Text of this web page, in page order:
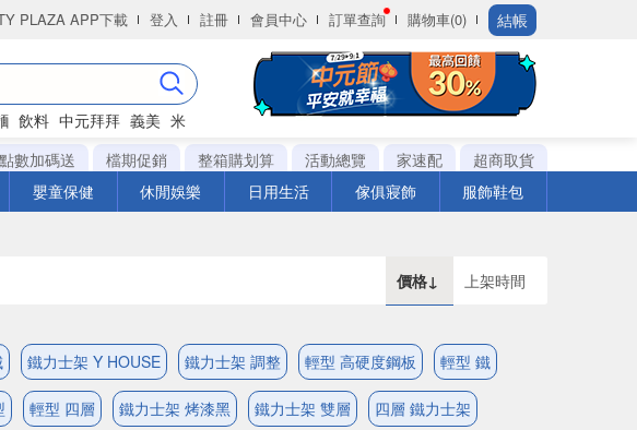
PLAZA APP下載 登入 註冊 會員中心 訂單查詢 購物車(0) 結帳
飲料 中元拜拜 義美 米
點數加碼送 檔期促銷 整箱購划算 活動總覽 家速配
超商取貨
嬰童保健 休閒娛樂 日用生活 傢俱寢飾 服飾鞋包
價格↓ 上架時間
鐵力士架 Y HOUSE 鐵力士架 調整 輕型 高硬度鋼板 輕型 鐵
輕型 四層 鐵力士架 烤漆黑 鐵力士架 雙層 四層 鐵力士架